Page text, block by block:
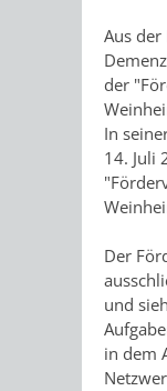
Aus der
der
In
14. Juli
Der
und
in dem